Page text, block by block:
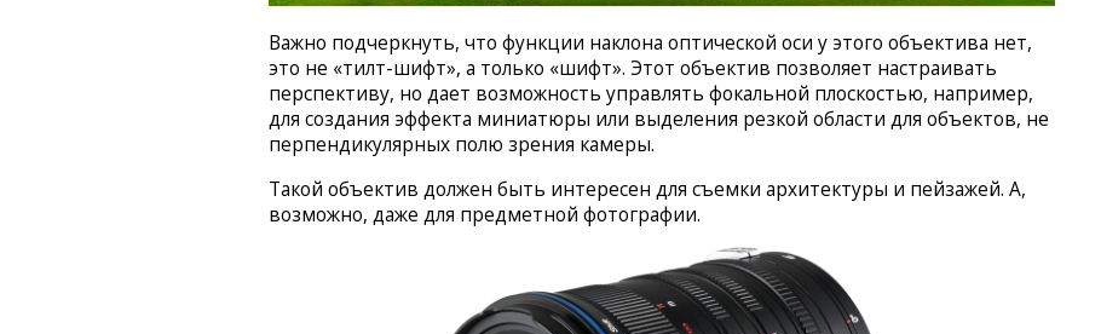
Важно подчеркнуть, что функции наклона оптической оси у этого объектива нет,
это не «тилт-шифт», а только «шифт». Этот объектив позволяет настраивать
перспективу, но дает возможность управлять фокальной плоскостью, например,
для создания эффекта миниатюры или выделения резкой области для объектов, не
перпендикулярных полю зрения камеры.
Такой объектив должен быть интересен для съемки архитектуры и пейзажей. А,
возможно, даже для предметной фотографии.